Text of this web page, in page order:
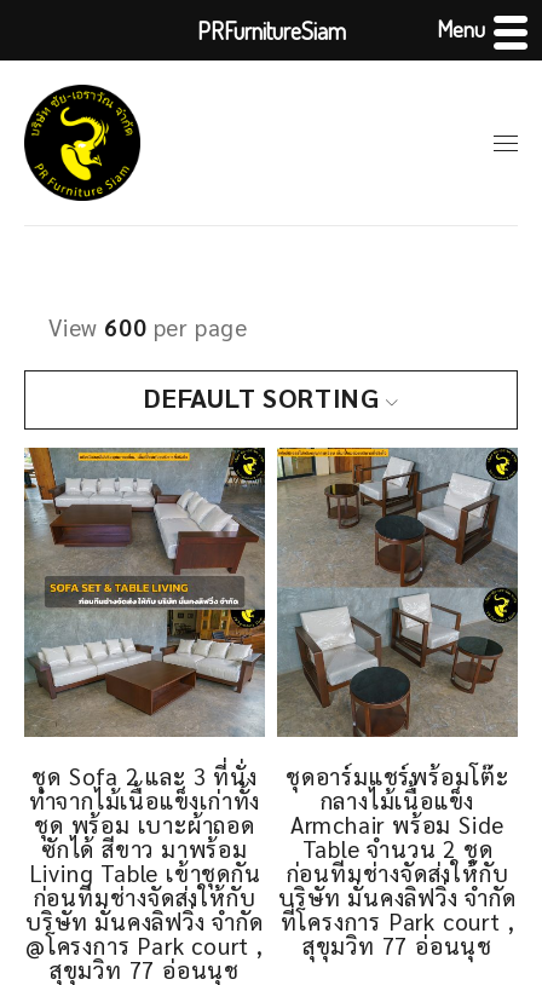
DEFAULT SORTING
View 600 per page
ชุด Sofa 2 และ 3 ที่นั่ง
ทำจากไม้เนื้อแข็งเก่าทั้ง
ชุด พร้อม เบาะผ้าถอด
ซักได้ สีขาว มาพร้อม
Living Table เข้าชุดกัน
ก่อนทีมช่างจัดส่งให้กับ
บริษัท มั่นคงลิฟวิ่ง จำกัด
@โครงการ Park court ,
สุขุมวิท 77 อ่อนนุช
ชุดอาร์มแชร์พร้อมโต๊ะ
กลางไม้เนื้อแข็ง
Armchair พร้อม Side
Table จำนวน 2 ชุด
ก่อนทีมช่างจัดส่งให้กับ
บริษัท มั่นคงลิฟวิ่ง จำกัด
ที่โครงการ Park court ,
สุขุมวิท 77 อ่อนนุช
PRFurnitureSiam Menu